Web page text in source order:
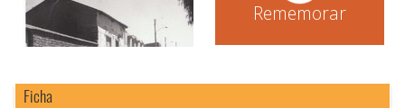
Rememorar
Ficha